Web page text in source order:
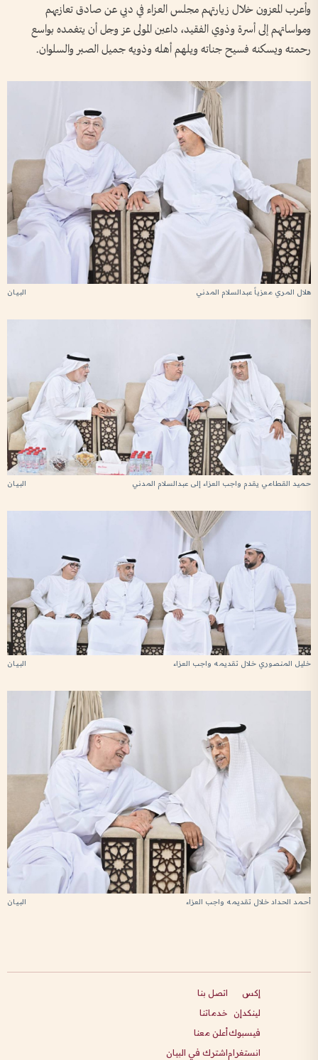
وأعرب المعزون خلال زيارتهم مجلس العزاء في دبي عن صادق تعازيهم
ومواساتهم إلى أسرة وذوي الفقيد، داعين المولى عز وجل أن يتغمده بواسع
رحمته ويسكنه فسيح جناته ويلهم أهله وذويه جميل الصبر والسلوان.
هلال المري معزياً عبدالسلام المدني
حميد القطامي يقدم واجب العزاء إلى عبدالسلام المدني
خليل المنصوري خلال تقديمه واجب العزاء
أحمد الحداد خلال تقديمه واجب العزاء
إكس
لينكدإن
فيسبوك
انستغرام
اتصل بنا
خدماتنا
أعلن معنا
اشترك في البيان